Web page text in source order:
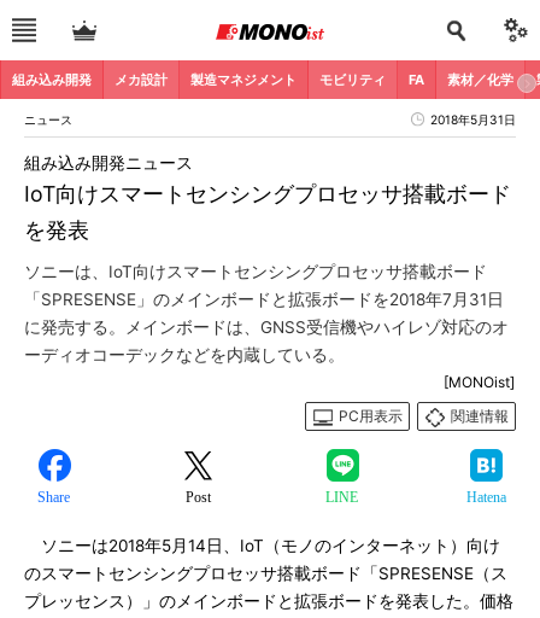
組み込み開発 メカ設計 製造マネジメント モビリティ FA 素材／化学
ニュース 2018年5月31日
IoT向けスマートセンシングプロセッサ搭載ボード
を発表
組み込み開発ニュース
ソニーは、IoT向けスマートセンシングプロセッサ搭載ボード
「SPRESENSE」のメインボードと拡張ボードを2018年7月31日
に発売する。メインボードは、GNSS受信機やハイレゾ対応のオ
ーディオコーデックなどを内蔵している。
[MONOist]
PC用表示
関連情報
Share Post LINE Hatena
ソニーは2018年5月14日、IoT（モノのインターネット）向け
のスマートセンシングプロセッサ搭載ボード「SPRESENSE（ス
プレッセンス）」のメインボードと拡張ボードを発表した。価格